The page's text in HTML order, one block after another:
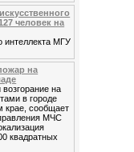
человек на
интеллекта МГУ
на
на
в городе
крае, сообщает
МЧС
квадратных